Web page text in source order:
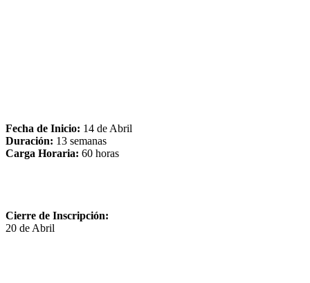
Fecha de Inicio: 14 de Abril
Duración: 13 semanas
Carga Horaria: 60 horas
Cierre de Inscripción:
20 de Abril